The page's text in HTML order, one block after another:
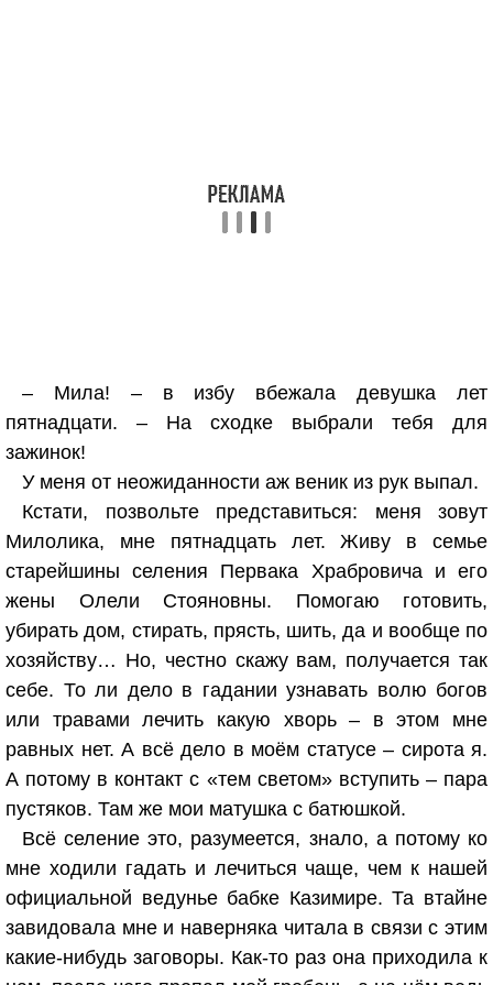
– Мила! – в избу вбежала девушка лет
пятнадцати. – На сходке выбрали тебя для
зажинок!
У меня от неожиданности аж веник из рук выпал.
Кстати, позвольте представиться: меня зовут
Милолика, мне пятнадцать лет. Живу в семье
старейшины селения Первака Храбровича и его
жены Олели Стояновны. Помогаю готовить,
убирать дом, стирать, прясть, шить, да и вообще по
хозяйству… Но, честно скажу вам, получается так
себе. То ли дело в гадании узнавать волю богов
или травами лечить какую хворь – в этом мне
равных нет. А всё дело в моём статусе – сирота я.
А потому в контакт с «тем светом» вступить – пара
пустяков. Там же мои матушка с батюшкой.
Всё селение это, разумеется, знало, а потому ко
мне ходили гадать и лечиться чаще, чем к нашей
официальной ведунье бабке Казимире. Та втайне
завидовала мне и наверняка читала в связи с этим
какие-нибудь заговоры. Как-то раз она приходила к